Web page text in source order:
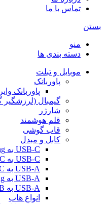
تماس با ما
بستن
منو
دسته بندی ها
موبایل و تبلت
پاوربانک
پاوربانک
گیمبال
شارژر
قلم هوشمند
قاب گوشی
کابل و مبدل
USB-C به Lightning
USB-C به USB-C
USB-A به USB-C
USB-A به Lightning
USB-A به Micro USB
انواع هاب